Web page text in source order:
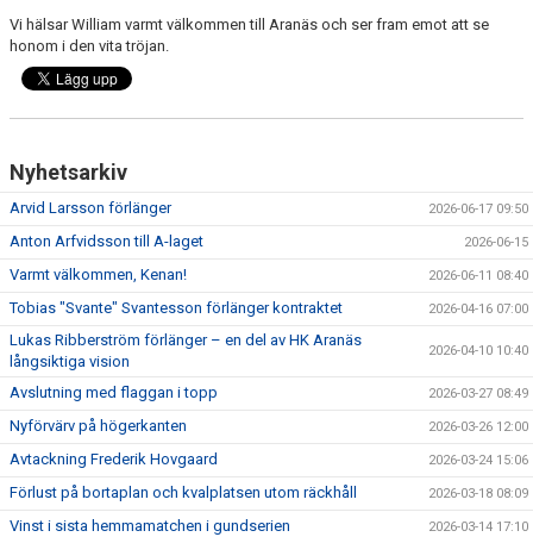
Vi hälsar William varmt välkommen till Aranäs och ser fram emot att se
honom i den vita tröjan.
Nyhetsarkiv
Arvid Larsson förlänger 2026-06-17 09:50
Anton Arfvidsson till A-laget 2026-06-15
Varmt välkommen, Kenan! 2026-06-11 08:40
Tobias "Svante" Svantesson förlänger kontraktet 2026-04-16 07:00
Lukas Ribberström förlänger – en del av HK Aranäs
långsiktiga vision
2026-04-10 10:40
Avslutning med flaggan i topp 2026-03-27 08:49
Nyförvärv på högerkanten 2026-03-26 12:00
Avtackning Frederik Hovgaard 2026-03-24 15:06
Förlust på bortaplan och kvalplatsen utom räckhåll 2026-03-18 08:09
Vinst i sista hemmamatchen i gundserien 2026-03-14 17:10